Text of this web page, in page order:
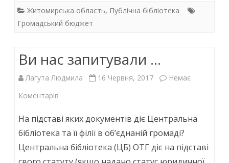
e
b
o
k
itt
er
at
s
p
p
k
n
Житомирська область, Публічна бібліотека
Громадський бюджет
Ви нас запитували …
Лагута Людмила 16 Червня, 2017
Немає
Коментарів
нас
запитували
На підставі яких документів діє Центральна
бібліотека та її філії в об’єднаній громаді?
Центральна бібліотека (ЦБ) ОТГ діє на підставі